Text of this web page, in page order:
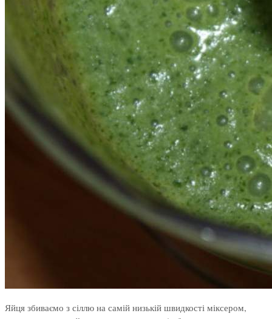
Яйця збиваємо з сіллю на самій низькій швидкості міксером,